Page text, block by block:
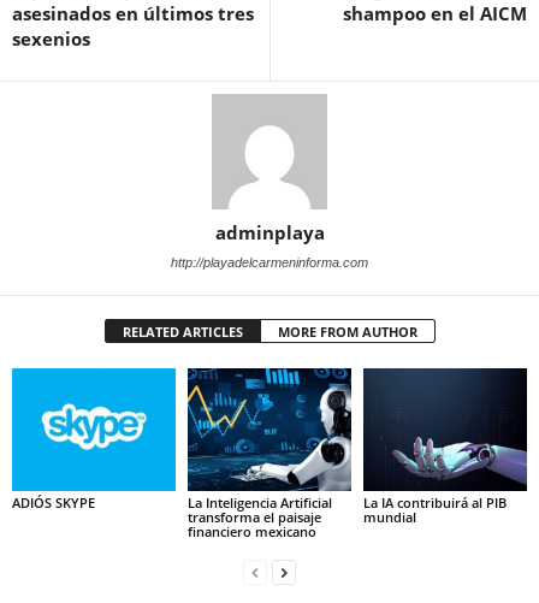
asesinados en últimos tres
sexenios
shampoo en el AICM
adminplaya
http://playadelcarmeninforma.com
RELATED ARTICLES MORE FROM AUTHOR
ADIÓS SKYPE
La Inteligencia Artificial
transforma el paisaje
financiero mexicano
La IA contribuirá al PIB
mundial